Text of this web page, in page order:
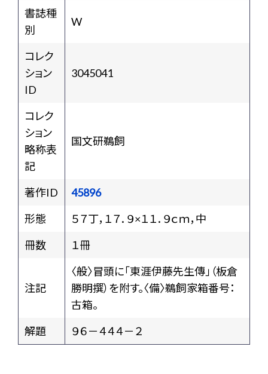
書誌種
別
W
コレク
ション
ID
3045041
コレク
ション
略称表
記
国文研鵜飼
著作ID
45896
形態
５７丁，１７．９×１１．９ｃｍ，中
冊数
１冊
注記
〈般〉冒頭に「東涯伊藤先生傳」（板倉
勝明撰）を附す。〈備〉鵜飼家箱番号：
古箱。
解題
９６－４４４－２